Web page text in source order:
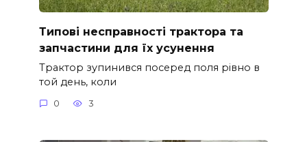
Типові несправності трактора та
запчастини для їх усунення
Трактор зупинився посеред поля рівно в
той день, коли
0 3